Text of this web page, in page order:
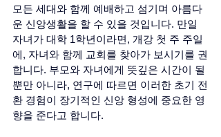
모든 세대와 함께 예배하고 섬기며 아름다
운 신앙생활을 할 수 있을 것입니다. 만일
자녀가 대학 1학년이라면, 개강 첫 주 주일
에, 자녀와 함께 교회를 찾아가 보시기를 권
합니다. 부모와 자녀에게 뜻깊은 시간이 될
뿐만 아니라, 연구에 따르면 이러한 초기 전
환 경험이 장기적인 신앙 형성에 중요한 영
향을 준다고 합니다.